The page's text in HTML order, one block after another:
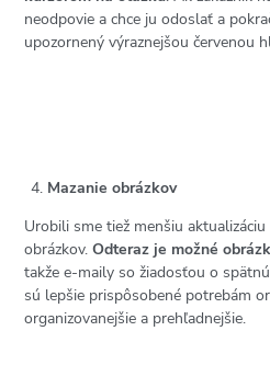
neodpovie a chce ju odoslať a
upozornený výraznejšou červenou
Mazanie obrázkov
Urobili sme tiež menšiu
obrázkov.Odteraz je možné
takže e-maily so žiadosťou o
sú lepšie prispôsobené potrebám
organizovanejšie a prehľadnejšie.